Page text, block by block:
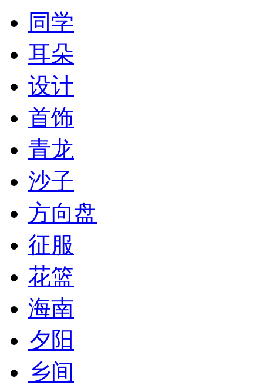
同学
耳朵
设计
首饰
青龙
沙子
方向盘
征服
花篮
海南
夕阳
乡间